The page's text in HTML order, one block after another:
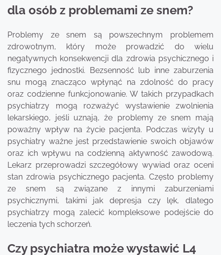
dla osób z problemami ze snem?
Problemy ze snem są powszechnym problemem
zdrowotnym, który może prowadzić do wielu
negatywnych konsekwencji dla zdrowia psychicznego i
fizycznego jednostki. Bezsenność lub inne zaburzenia
snu mogą znacząco wpłynąć na zdolność do pracy
oraz codzienne funkcjonowanie. W takich przypadkach
psychiatrzy mogą rozważyć wystawienie zwolnienia
lekarskiego, jeśli uznają, że problemy ze snem mają
poważny wpływ na życie pacjenta. Podczas wizyty u
psychiatry ważne jest przedstawienie swoich objawów
oraz ich wpływu na codzienną aktywność zawodową.
Lekarz przeprowadzi szczegółowy wywiad oraz oceni
stan zdrowia psychicznego pacjenta. Często problemy
ze snem są związane z innymi zaburzeniami
psychicznymi, takimi jak depresja czy lęk, dlatego
psychiatrzy mogą zalecić kompleksowe podejście do
leczenia tych schorzeń.
Czy psychiatra może wystawić L4